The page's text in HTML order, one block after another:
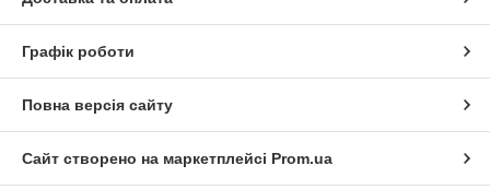
Графік роботи
Повна версія сайту
Сайт створено на маркетплейсі Prom.ua